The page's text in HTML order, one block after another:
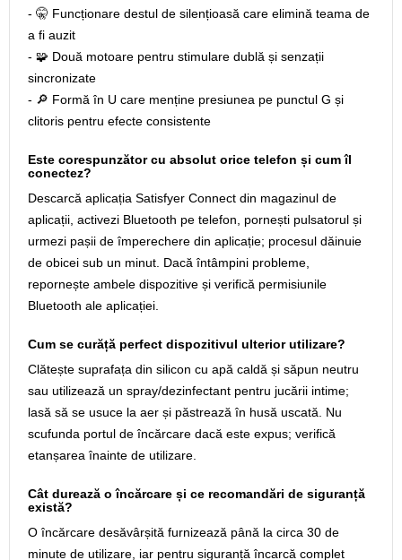
- 🤫 Funcționare destul de silențioasă care elimină teama de
a fi auzit
- 🧩 Două motoare pentru stimulare dublă și senzații
sincronizate
- 🔎 Formă în U care menține presiunea pe punctul G și
clitoris pentru efecte consistente
Este corespunzător cu absolut orice telefon și cum îl
conectez?
Descarcă aplicația Satisfyer Connect din magazinul de
aplicații, activezi Bluetooth pe telefon, pornești pulsatorul și
urmezi pașii de împerechere din aplicație; procesul dăinuie
de obicei sub un minut. Dacă întâmpini probleme,
repornește ambele dispozitive și verifică permisiunile
Bluetooth ale aplicației.
Cum se curăță perfect dispozitivul ulterior utilizare?
Clătește suprafața din silicon cu apă caldă și săpun neutru
sau utilizează un spray/dezinfectant pentru jucării intime;
lasă să se usuce la aer și păstrează în husă uscată. Nu
scufunda portul de încărcare dacă este expus; verifică
etanșarea înainte de utilizare.
Cât durează o încărcare și ce recomandări de siguranță
există?
O încărcare desăvârșită furnizează până la circa 30 de
minute de utilizare, iar pentru siguranță încarcă complet